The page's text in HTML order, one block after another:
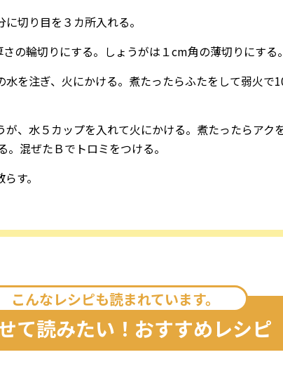
切り目を３カ所入れる。
の輪切りにする。しょうがは１cm角の薄切りにする。
水を注ぎ、火にかける。煮たったらふたをして弱火
、水５カップを入れて火にかける。煮たったらアク
混ぜたＢでトロミをつける。
す。
こんなレシピも読まれています。
て読みたい！おすすめレシピ